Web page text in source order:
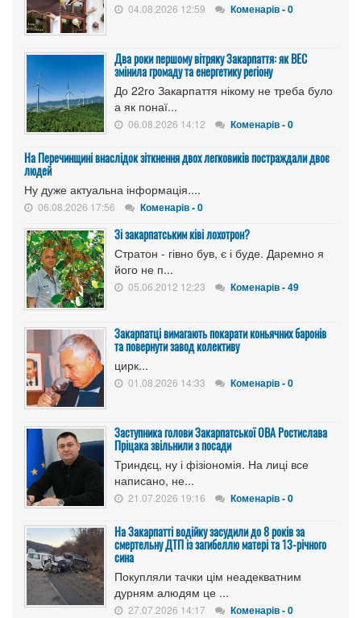
04.08.2026 12:59 Коменарів - 0
Два роки першому вітряку Закарпаття: як ВЕС
змінила громаду та енергетику регіону
До 22го Закарпаття нікому не треба було
а як понаї...
06.08.2026 14:12 Коменарів - 0
На Перечинщині внаслідок зіткнення двох легковиків постраждали двоє
людей
Ну дуже актуальна інформація....
06.08.2026 17:56 Коменарів - 0
Зі закарпатським ківі лохотрон?
Стратон - гівно був, є і буде. Даремно я
його не п...
05.06.2012 12:23 Коменарів - 49
Закарпатці вимагають покарати коньячних баронів
та повернути завод колективу
цирк...
01.08.2026 14:33 Коменарів - 0
Заступника голови Закарпатської ОВА Ростислава
Пріцака звільнили з посади
Триндєц, ну і фізіономія. На лиці все
написано, не...
21.07.2026 19:16 Коменарів - 0
На Закарпатті водійку засудили до 8 років за
смертельну ДТП із загибеллю матері та 13-річного
сина
Покупляли тачки цім неадекватним
дурням алюдям це ...
27.07.2026 14:17 Коменарів - 0